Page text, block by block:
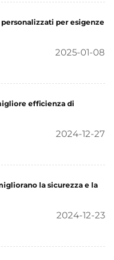
per esigenze
2025-01-08
efficienza di
2024-12-27
la sicurezza e la
2024-12-23